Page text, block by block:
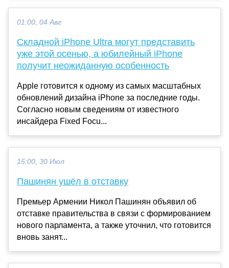
01:00, 04 Авг
Складной iPhone Ultra могут представить
уже этой осенью, а юбилейный iPhone
получит неожиданную особенность
Apple готовится к одному из самых масштабных
обновлений дизайна iPhone за последние годы.
Согласно новым сведениям от известного
инсайдера Fixed Focu...
15:00, 30 Июл
Пашинян ушёл в отставку
Премьер Армении Никол Пашинян объявил об
отставке правительства в связи с формированием
нового парламента, а также уточнил, что готовится
вновь занят...